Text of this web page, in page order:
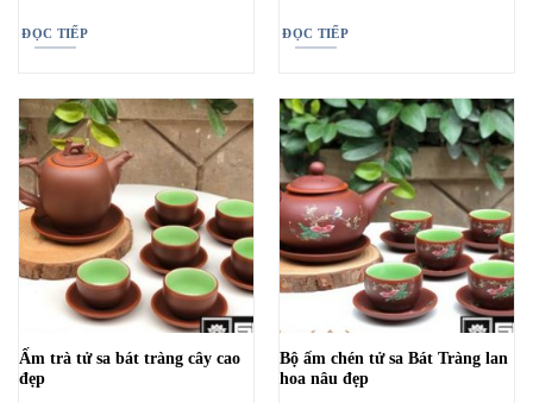
ĐỌC TIẾP ĐỌC TIẾP
Ấm trà tử sa bát tràng cây cao
đẹp
Bộ ấm chén tử sa Bát Tràng lan
hoa nâu đẹp